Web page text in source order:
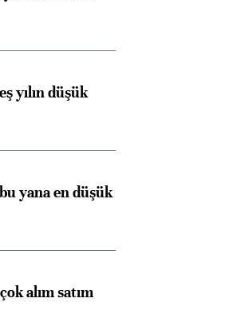
görüşmelere hazırlanıyor
yılın düşük
yana en düşük
alım satım